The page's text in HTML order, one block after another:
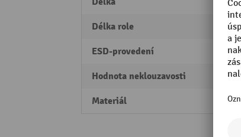
Délka role
ESD-provedení
Hodnota neklouzavosti
Materiál